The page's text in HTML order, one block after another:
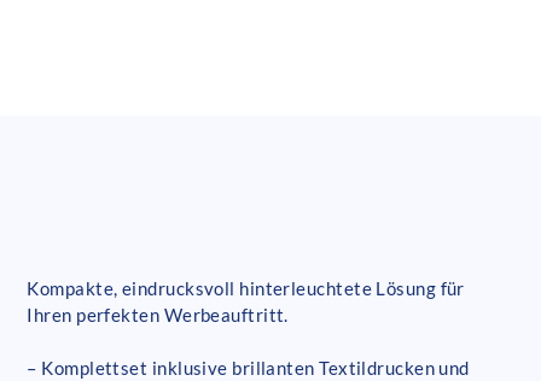
Kompakte, eindrucksvoll hinterleuchtete Lösung für
Ihren perfekten Werbeauftritt.
– Komplettset inklusive brillanten Textildrucken und